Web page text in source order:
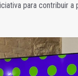
para contribuir